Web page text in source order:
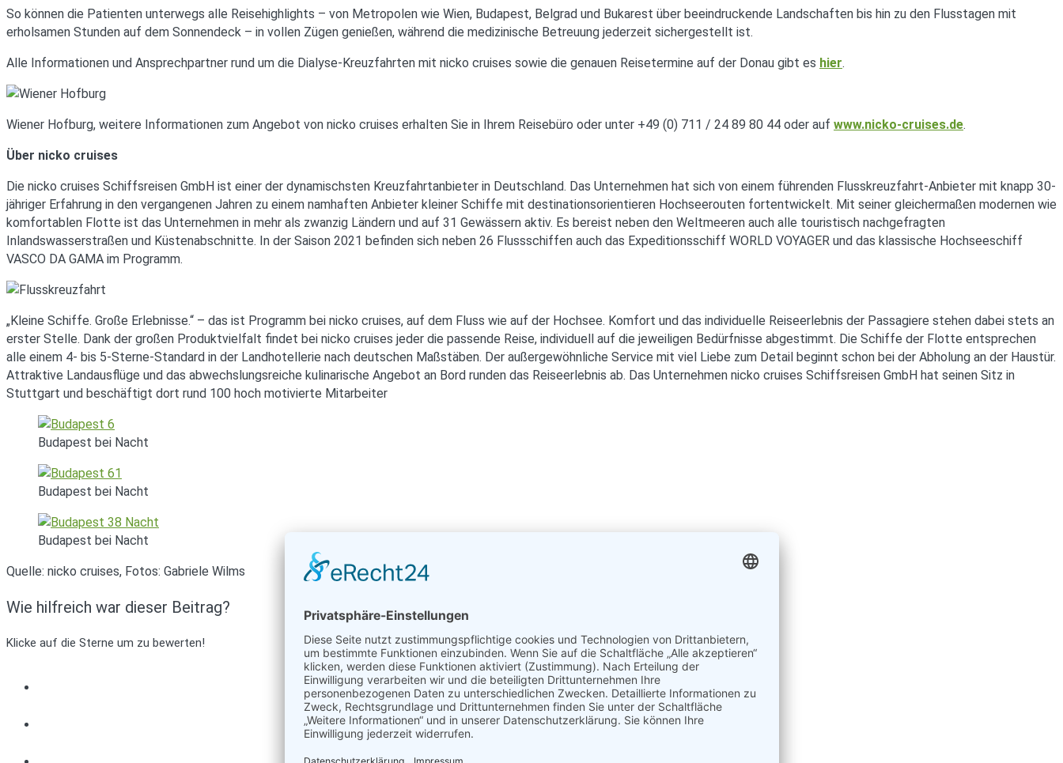
So können die Patienten unterwegs alle Reisehighlights – von Metropolen wie Wien, Budapest, Belgrad und Bukarest über beeindruckende Landschaften bis hin zu den Flusstagen mit
erholsamen Stunden auf dem Sonnendeck – in vollen Zügen genießen, während die medizinische Betreuung jederzeit sichergestellt ist.
Alle Informationen und Ansprechpartner rund um die Dialyse-Kreuzfahrten mit nicko cruises sowie die genauen Reisetermine auf der Donau gibt es hier.
Wiener Hofburg, weitere Informationen zum Angebot von nicko cruises erhalten Sie in Ihrem Reisebüro oder unter +49 (0) 711 / 24 89 80 44 oder auf www.nicko-cruises.de.
Über nicko cruises
Die nicko cruises Schiffsreisen GmbH ist einer der dynamischsten Kreuzfahrtanbieter in Deutschland. Das Unternehmen hat sich von einem führenden Flusskreuzfahrt-Anbieter mit knapp 30-
jähriger Erfahrung in den vergangenen Jahren zu einem namhaften Anbieter kleiner Schiffe mit destinationsorientieren Hochseerouten fortentwickelt. Mit seiner gleichermaßen modernen wie
komfortablen Flotte ist das Unternehmen in mehr als zwanzig Ländern und auf 31 Gewässern aktiv. Es bereist neben den Weltmeeren auch alle touristisch nachgefragten
Inlandswasserstraßen und Küstenabschnitte. In der Saison 2021 befinden sich neben 26 Flussschiffen auch das Expeditionsschiff WORLD VOYAGER und das klassische Hochseeschiff
VASCO DA GAMA im Programm.
„Kleine Schiffe. Große Erlebnisse.“ – das ist Programm bei nicko cruises, auf dem Fluss wie auf der Hochsee. Komfort und das individuelle Reiseerlebnis der Passagiere stehen dabei stets an
erster Stelle. Dank der großen Produktvielfalt findet bei nicko cruises jeder die passende Reise, individuell auf die jeweiligen Bedürfnisse abgestimmt. Die Schiffe der Flotte entsprechen
alle einem 4- bis 5-Sterne-Standard in der Landhotellerie nach deutschen Maßstäben. Der außergewöhnliche Service mit viel Liebe zum Detail beginnt schon bei der Abholung an der Haustür.
Attraktive Landausflüge und das abwechslungsreiche kulinarische Angebot an Bord runden das Reiseerlebnis ab. Das Unternehmen nicko cruises Schiffsreisen GmbH hat seinen Sitz in
Stuttgart und beschäftigt dort rund 100 hoch motivierte Mitarbeiter
Budapest bei Nacht
Budapest bei Nacht
Budapest bei Nacht
Quelle: nicko cruises, Fotos: Gabriele Wilms
Wie hilfreich war dieser Beitrag?
Klicke auf die Sterne um zu bewerten!